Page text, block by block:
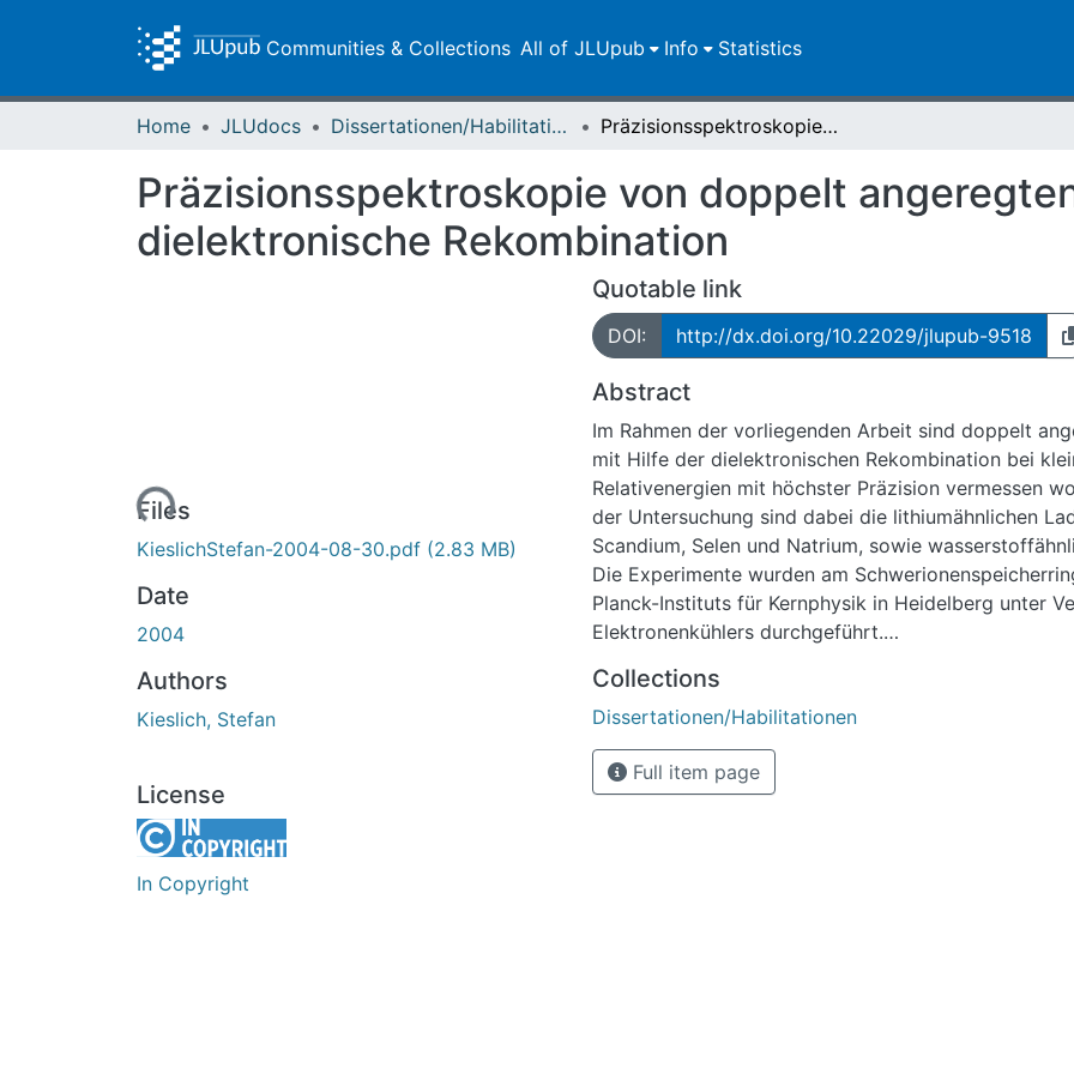
Communities & Collections All of JLUpub Info Statistics
Home JLUdocs Dissertationen/Habilitationen Präzisionsspektroskopie von doppelt angeregten Zuständen durch dielektronische Rekombination
Präzisionsspektroskopie von doppelt
dielektronische Rekombination
Loading...
Files
KieslichStefan-2004-08-30.pdf (2.83 MB)
Date
2004
Authors
Kieslich, Stefan
License
In Copyright
Quotable link
DOI: http://dx.doi.org/10.22029/jlupub-9518
Abstract
Im Rahmen der vorliegenden Arbeit sind doppelt
mit Hilfe der dielektronischen Rekombination bei
Relativenergien mit höchster Präzision vermessen
der Untersuchung sind dabei die lithiumähnlichen
Scandium, Selen und Natrium, sowie
Die Experimente wurden am
Planck-Instituts für Kernphysik in Heidelberg unter
Elektronenkühlers durchgeführt.
Relativenergien sind mit einem bisher unerreicht
1,8 meV für Scandium und 0,6 meV für Natrium
Die zum Vergleich herangezogenen theoretischen
auf einer relativistischen Vielteilchentheorie (RMBPT).
Collections
Dissertationen/Habilitationen
Full item page